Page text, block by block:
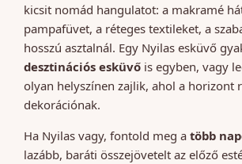
kicsit nomád hangulatot: a makramé
pampafüvet, a réteges textileket, a
hosszú asztalnál. Egy Nyilas esküvő
desztinációs esküvő is egyben, vagy
olyan helyszínen zajlik, ahol a horizont
dekorációnak.
Ha Nyilas vagy, fontold meg a több
lazább, baráti összejövetelt az előző